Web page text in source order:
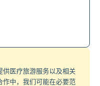
供医疗旅游服务以及相关
作中，我们可能在必要范